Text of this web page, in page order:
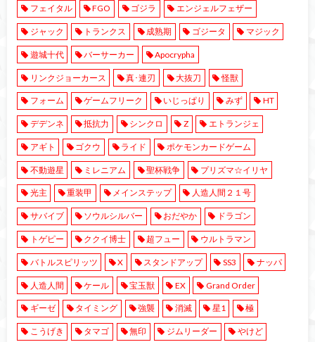
フェイタル FGO ゴジラ エンジェルフェザー
ジャック トランクス 成熟期 ゴジータ マジック
遊城十代 バーサーカー Apocrypha
リンクジョーカース 真･連刃 大抜刀 怪獣
フォーム ゲームフリーク いじっぱり みず HT
デデンネ 抵抗力 シンクロ Z エトランジェ
アギト ゴクウ ライド ポケモンカードゲーム
不動遊星 ミレニアム 聖杯戦争 プリズマ☆イリヤ
光主 重装甲 メインステップ 人造人間２１号
サバイブ ソウルシルバー おだやか ドラゴン
トゲピー ククイ博士 超フュー ウルトラマン
バトルスピリッツ X スタンドアップ SS3 ナッパ
人造人間 ケール 宝玉獣 EX Grand Order
ギーゼ タイミング 強襲 消滅 星1 極
こうげき タマゴ 無印 ジムリーダー やけど